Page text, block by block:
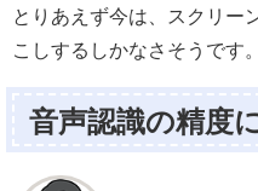
とりあえず今は、スクリー
こしするしかなさそうです。
音声認識の精度